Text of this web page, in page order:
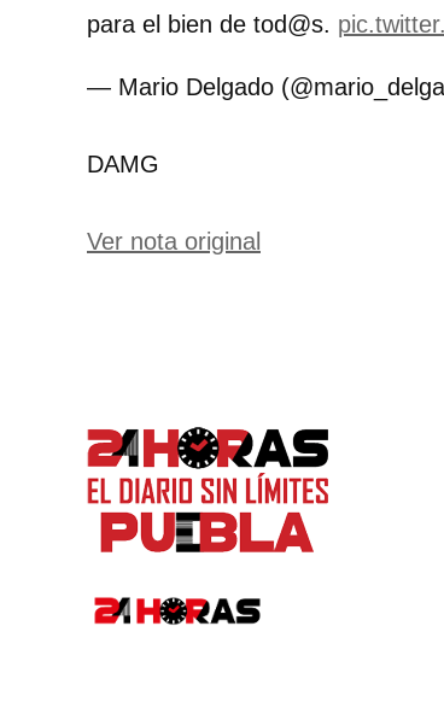
para el bien de tod@s.
— Mario Delgado
DAMG
Ver nota original